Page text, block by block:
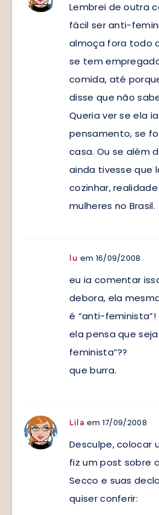
Lembrei de outra
fácil ser anti-
almoça fora todo
se tem
comida, até
disse que não
Queria ver se ela
pensamento, se
casa. Ou se além
ainda tivesse que
cozinhar,
mulheres no Brasil.
lu em 16/09/2008
eu ia comentar
debora, ela
é “anti-feminista”!
ela pensa que
feminista”??
que burra.
Lila em 17/09/2008
Desculpe, colocar
fiz um post sobre
Secco e suas
quiser conferir: